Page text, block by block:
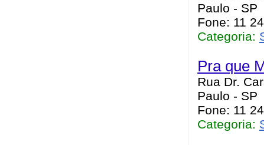
Paulo - SP
Fone: 11
Categoria:
Pra que
Rua Dr.
Paulo - SP
Fone: 11
Categoria: